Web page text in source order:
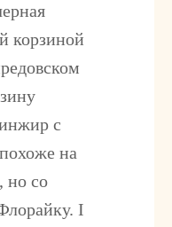
корзиной
с
на
но со
I